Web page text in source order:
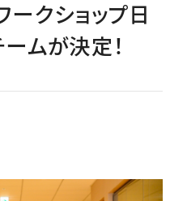
クショップ日
ムが決定！